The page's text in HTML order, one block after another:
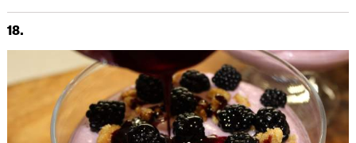
18.